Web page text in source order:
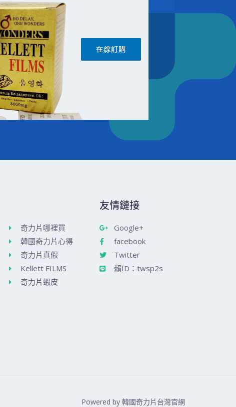
奇力片哪裡買
韓國奇力片心得
奇力片真假
Kellett FILMS
奇力片蝦皮
友情鏈接
Google+
facebook
Twitter
賴ID：twsp2s
Powered by 韓國奇力片台灣官網